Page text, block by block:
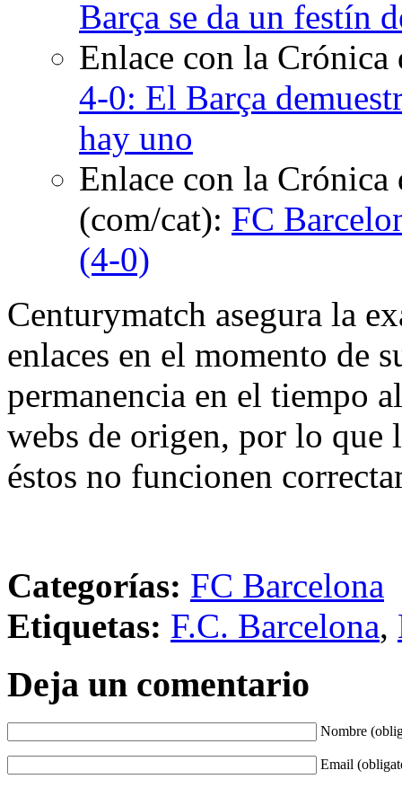
Barça se da un festín
Enlace con la
4-0: El Barça
hay uno
Enlace con la Crónica
(com/cat): FC
(4-0)
Centurymatch asegura la
enlaces en el momento de
permanencia en el tiempo
webs de origen, por lo que
éstos no funcionen
Categorías: FC Barcelona
Etiquetas: F.C. Barcelona,
Deja un comentario
Nombre
Email